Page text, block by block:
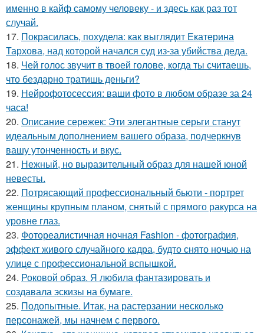
именно в кайф самому человеку - и здесь как раз тот
случай.
17. Покрасилась, похудела: как выглядит Екатерина
Тархова, над которой начался суд из-за убийства деда.
18. Чей голос звучит в твоей голове, когда ты считаешь,
что бездарно тратишь деньги?
19. Нейрофотосессия: ваши фото в любом образе за 24
часа!
20. Описание сережек: Эти элегантные серьги станут
идеальным дополнением вашего образа, подчеркнув
вашу утонченность и вкус.
21. Нежный, но выразительный образ для нашей юной
невесты.
22. Потрясающий профессиональный бьюти - портрет
женщины крупным планом, снятый с прямого ракурса на
уровне глаз.
23. Фотореалистичная ночная Fashion - фотография,
эффект живого случайного кадра, будто снято ночью на
улице с профессиональной вспышкой.
24. Роковой образ. Я любила фантазировать и
создавала эскизы на бумаге.
25. Подопытные. Итак, на растерзании несколько
персонажей, мы начнем с первого.